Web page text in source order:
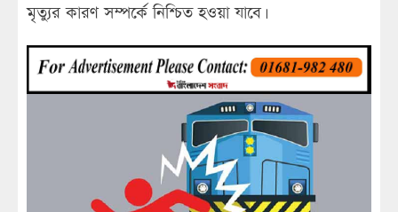
মৃত্যুর কারণ সম্পর্কে নিশ্চিত হওয়া যাবে।